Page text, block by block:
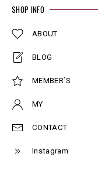
SHOP INFO
ABOUT
BLOG
MEMBER`S
MY
CONTACT
Instagram